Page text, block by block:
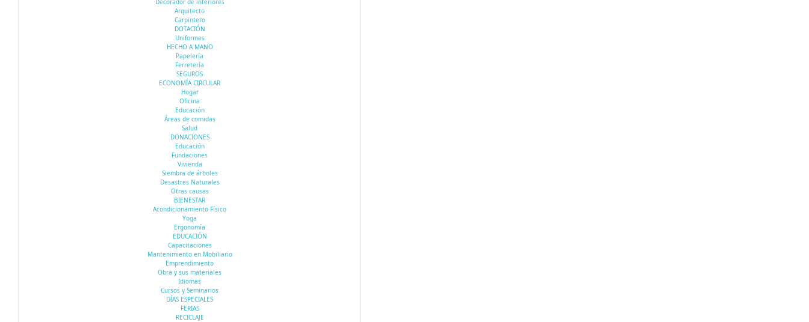
Decorador de interiores
Arquitecto
Carpintero
DOTACIÓN
Uniformes
HECHO A MANO
Papelería
Ferretería
SEGUROS
ECONOMÍA CIRCULAR
Hogar
Oficina
Educación
Áreas de comidas
Salud
DONACIONES
Educación
Fundaciones
Vivienda
Siembra de árboles
Desastres Naturales
Otras causas
BIENESTAR
Acondicionamiento Físico
Yoga
Ergonomía
EDUCACIÓN
Capacitaciones
Mantenimiento en Mobiliario
Emprendimiento
Obra y sus materiales
Idiomas
Cursos y Seminarios
DÍAS ESPECIALES
FERIAS
RECICLAJE